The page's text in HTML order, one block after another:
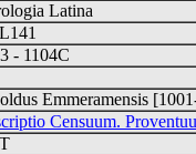
Latina
- 1104C
Emmeramensis
Censuum.